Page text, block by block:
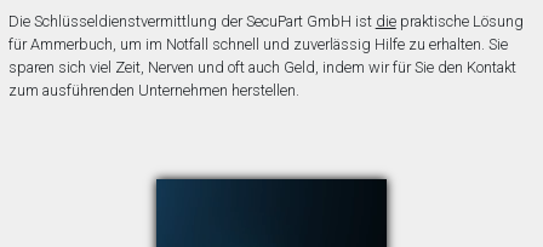
Die Schlüsseldienstvermittlung der SecuPart GmbH ist diepraktische Lösung
für Ammerbuch, um im Notfall schnell und zuverlässig Hilfe zu erhalten. Sie
sparen sich viel Zeit, Nerven und oft auch Geld, indem wir für Sie den Kontakt
zum ausführenden Unternehmen herstellen.